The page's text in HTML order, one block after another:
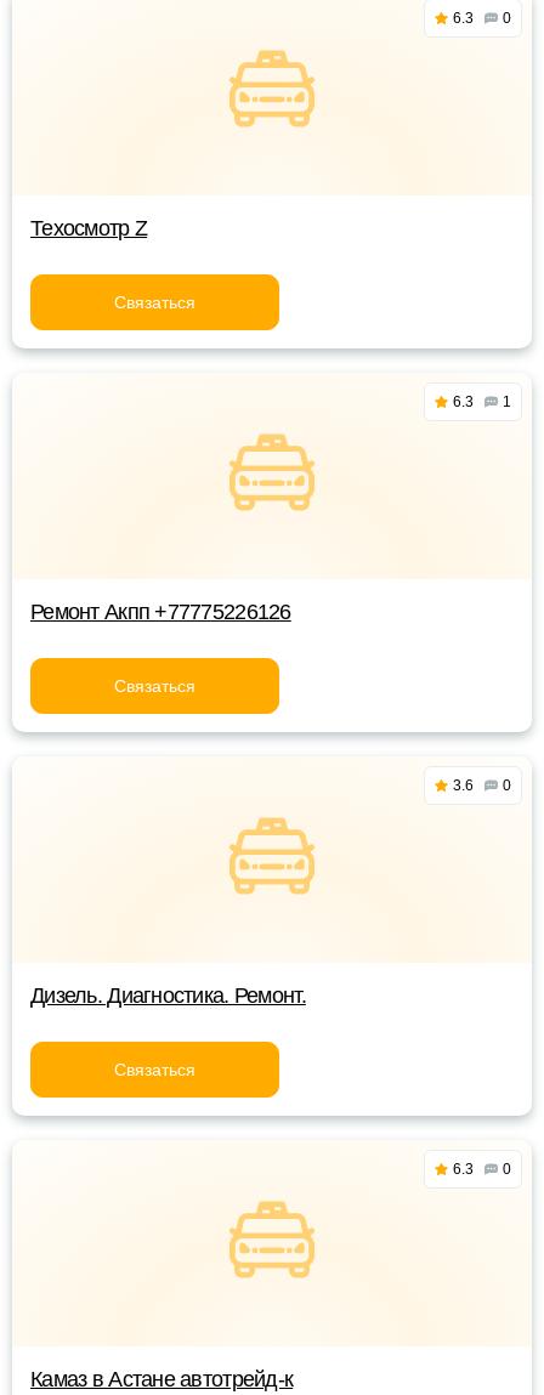
6.3 0
Техосмотр Z
Связаться
6.3 1
Ремонт Акпп +77775226126
Связаться
3.6 0
Дизель. Диагностика. Ремонт.
Связаться
6.3 0
Камаз в Астане автотрейд-к